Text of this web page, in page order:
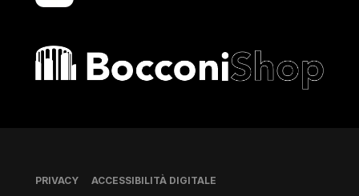
Bocconi shop
Piè di pagina
PRIVACY ACCESSIBILITÀ DIGITALE